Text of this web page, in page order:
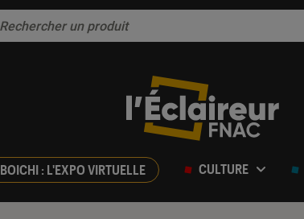
BOICHI : L'EXPO VIRTUELLE CULTURE